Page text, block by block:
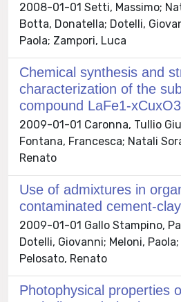
2008-01-01 Setti, Massimo;
Botta, Donatella; Dotelli,
Paola; Zampori, Luca
Chemical synthesis and
characterization of the
compound LaFe1-
2009-01-01 Caronna, Tullio
Fontana, Francesca; Natali
Renato
Use of admixtures in
contaminated cement-
2009-01-01 Gallo Stampino,
Dotelli, Giovanni; Meloni,
Pelosato, Renato
Photophysical properties